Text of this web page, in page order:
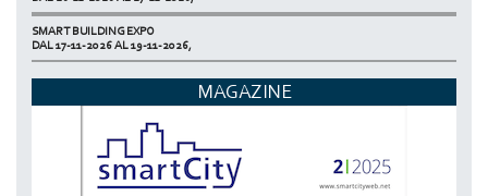
SMART BUILDING EXPO
DAL 17-11-2026 AL 19-11-2026,
NETZERO MILAN - EXPO SUMMIT
DAL 20-10-2026 AL 22-10-2026,
MAGAZINE